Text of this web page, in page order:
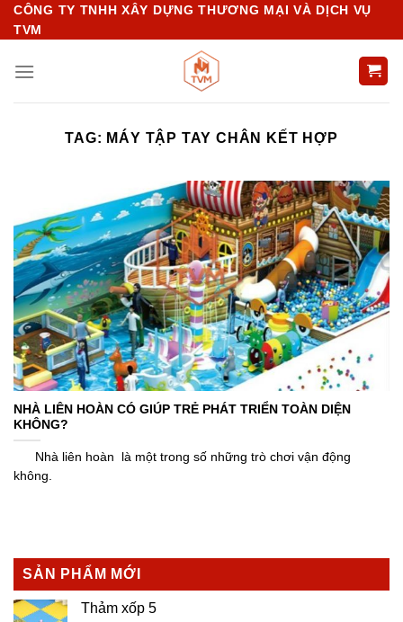
Chuyển
đến
dung
CÔNG TY TNHH XÂY DỰNG THƯƠNG MẠI VÀ DỊCH VỤ
TVM
TAG: MÁY TẬP TAY CHÂN KẾT HỢP
SẢN PHẨM MỚI
Thảm xốp 5
NHÀ LIÊN HOÀN CÓ GIÚP TRẺ PHÁT TRIỂN TOÀN DIỆN
KHÔNG?
Nhà liên hoàn là một trong số những trò chơi vận động
không.